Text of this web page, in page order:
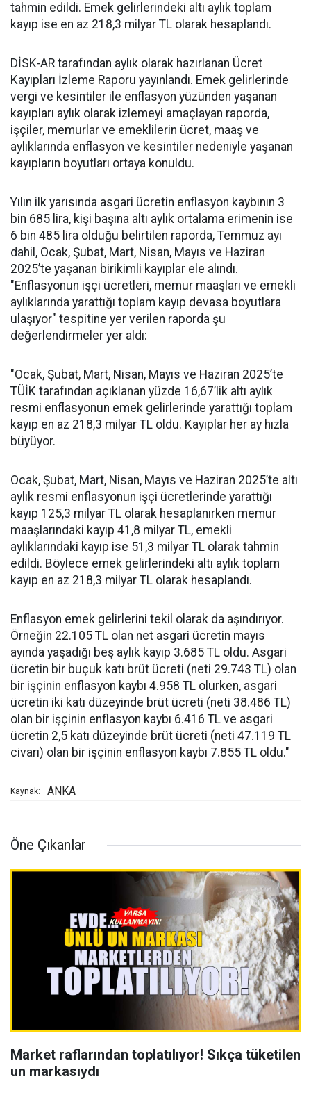
tahmin edildi. Emek gelirlerindeki altı aylık toplam
kayıp ise en az 218,3 milyar TL olarak hesaplandı.
DİSK-AR tarafından aylık olarak hazırlanan Ücret
Kayıpları İzleme Raporu yayınlandı. Emek gelirlerinde
vergi ve kesintiler ile enflasyon yüzünden yaşanan
kayıpları aylık olarak izlemeyi amaçlayan raporda,
işçiler, memurlar ve emeklilerin ücret, maaş ve
aylıklarında enflasyon ve kesintiler nedeniyle yaşanan
kayıpların boyutları ortaya konuldu.
Yılın ilk yarısında asgari ücretin enflasyon kaybının 3
bin 685 lira, kişi başına altı aylık ortalama erimenin ise
6 bin 485 lira olduğu belirtilen raporda, Temmuz ayı
dahil, Ocak, Şubat, Mart, Nisan, Mayıs ve Haziran
2025’te yaşanan birikimli kayıplar ele alındı.
"Enflasyonun işçi ücretleri, memur maaşları ve emekli
aylıklarında yarattığı toplam kayıp devasa boyutlara
ulaşıyor" tespitine yer verilen raporda şu
değerlendirmeler yer aldı:
"Ocak, Şubat, Mart, Nisan, Mayıs ve Haziran 2025’te
TÜİK tarafından açıklanan yüzde 16,67’lik altı aylık
resmi enflasyonun emek gelirlerinde yarattığı toplam
kayıp en az 218,3 milyar TL oldu. Kayıplar her ay hızla
büyüyor.
Ocak, Şubat, Mart, Nisan, Mayıs ve Haziran 2025’te altı
aylık resmi enflasyonun işçi ücretlerinde yarattığı
kayıp 125,3 milyar TL olarak hesaplanırken memur
maaşlarındaki kayıp 41,8 milyar TL, emekli
aylıklarındaki kayıp ise 51,3 milyar TL olarak tahmin
edildi. Böylece emek gelirlerindeki altı aylık toplam
kayıp en az 218,3 milyar TL olarak hesaplandı.
Enflasyon emek gelirlerini tekil olarak da aşındırıyor.
Örneğin 22.105 TL olan net asgari ücretin mayıs
ayında yaşadığı beş aylık kayıp 3.685 TL oldu. Asgari
ücretin bir buçuk katı brüt ücreti (neti 29.743 TL) olan
bir işçinin enflasyon kaybı 4.958 TL olurken, asgari
ücretin iki katı düzeyinde brüt ücreti (neti 38.486 TL)
olan bir işçinin enflasyon kaybı 6.416 TL ve asgari
ücretin 2,5 katı düzeyinde brüt ücreti (neti 47.119 TL
civarı) olan bir işçinin enflasyon kaybı 7.855 TL oldu."
Kaynak: ANKA
Öne Çıkanlar
Market raflarından toplatılıyor! Sıkça tüketilen
un markasıydı